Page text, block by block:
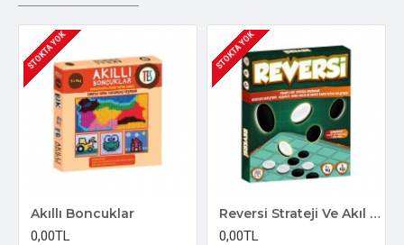
STOKTA YOK
Akıllı Boncuklar
0,00TL
STOKTA YOK
Reversi Strateji Ve Akıl Oyunu
0,00TL